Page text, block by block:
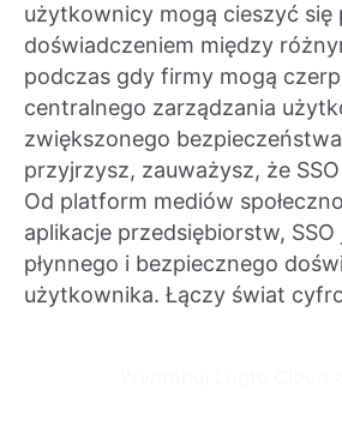
użytkownicy mogą cieszyć się
doświadczeniem między
podczas gdy firmy mogą
centralnego zarządzania
zwiększonego
przyjrzysz, zauważysz, że
Od platform mediów
aplikacje przedsiębiorstw,
płynnego i bezpiecznego
użytkownika. Łączy świat